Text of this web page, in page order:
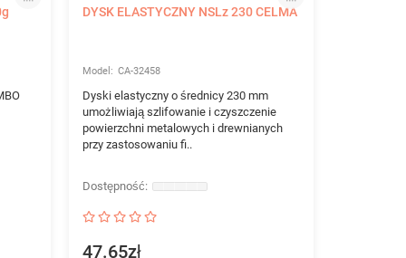
DYSK ELASTYCZNY NSLz 230 CELMA
CA-32458
Dyski elastyczny o średnicy 230 mm
umożliwiają szlifowanie i czyszczenie
powierzchni metalowych i drewnianych
przy zastosowaniu fi..
47.65zł